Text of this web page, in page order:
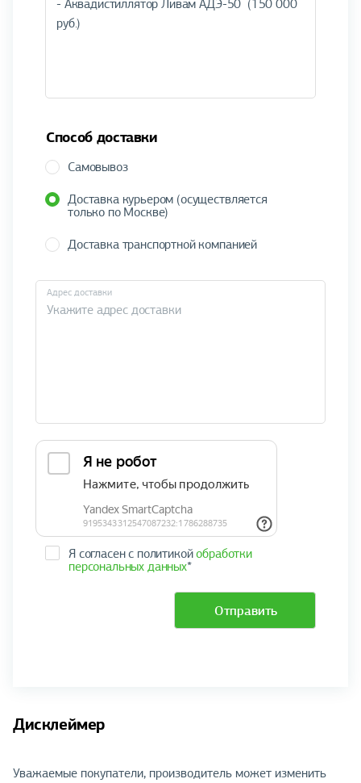
Способ доставки
Самовывоз
Доставка курьером (осуществляется
только по Москве)
Доставка транспортной компанией
Адрес доставки
Я согласен с политикойобработки
персональных данных*
Отправить
Дисклеймер
Уважаемые покупатели, производитель может изменить